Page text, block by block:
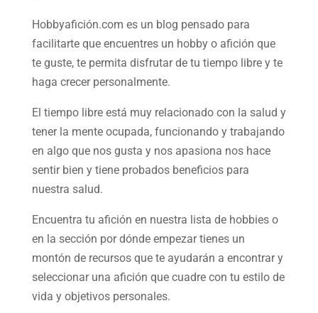
Hobbyafición.com es un blog pensado para
facilitarte que encuentres un hobby o afición que
te guste, te permita disfrutar de tu tiempo libre y te
haga crecer personalmente.
El tiempo libre está muy relacionado con la salud y
tener la mente ocupada, funcionando y trabajando
en algo que nos gusta y nos apasiona nos hace
sentir bien y tiene probados beneficios para
nuestra salud.
Encuentra tu afición en nuestra lista de hobbieso
en la sección por dónde empezar tienes un
montón de recursos que te ayudarán a encontrar y
seleccionar una afición que cuadre con tu estilo de
vida y objetivos personales.